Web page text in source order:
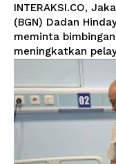
INTERAKSI.CO,
(BGN) Dadan
meminta
meningkatkan